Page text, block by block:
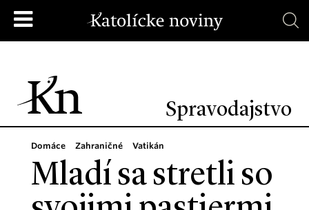
Spravodajstvo
Domáce Zahraničné Vatikán
Mladí sa stretli so